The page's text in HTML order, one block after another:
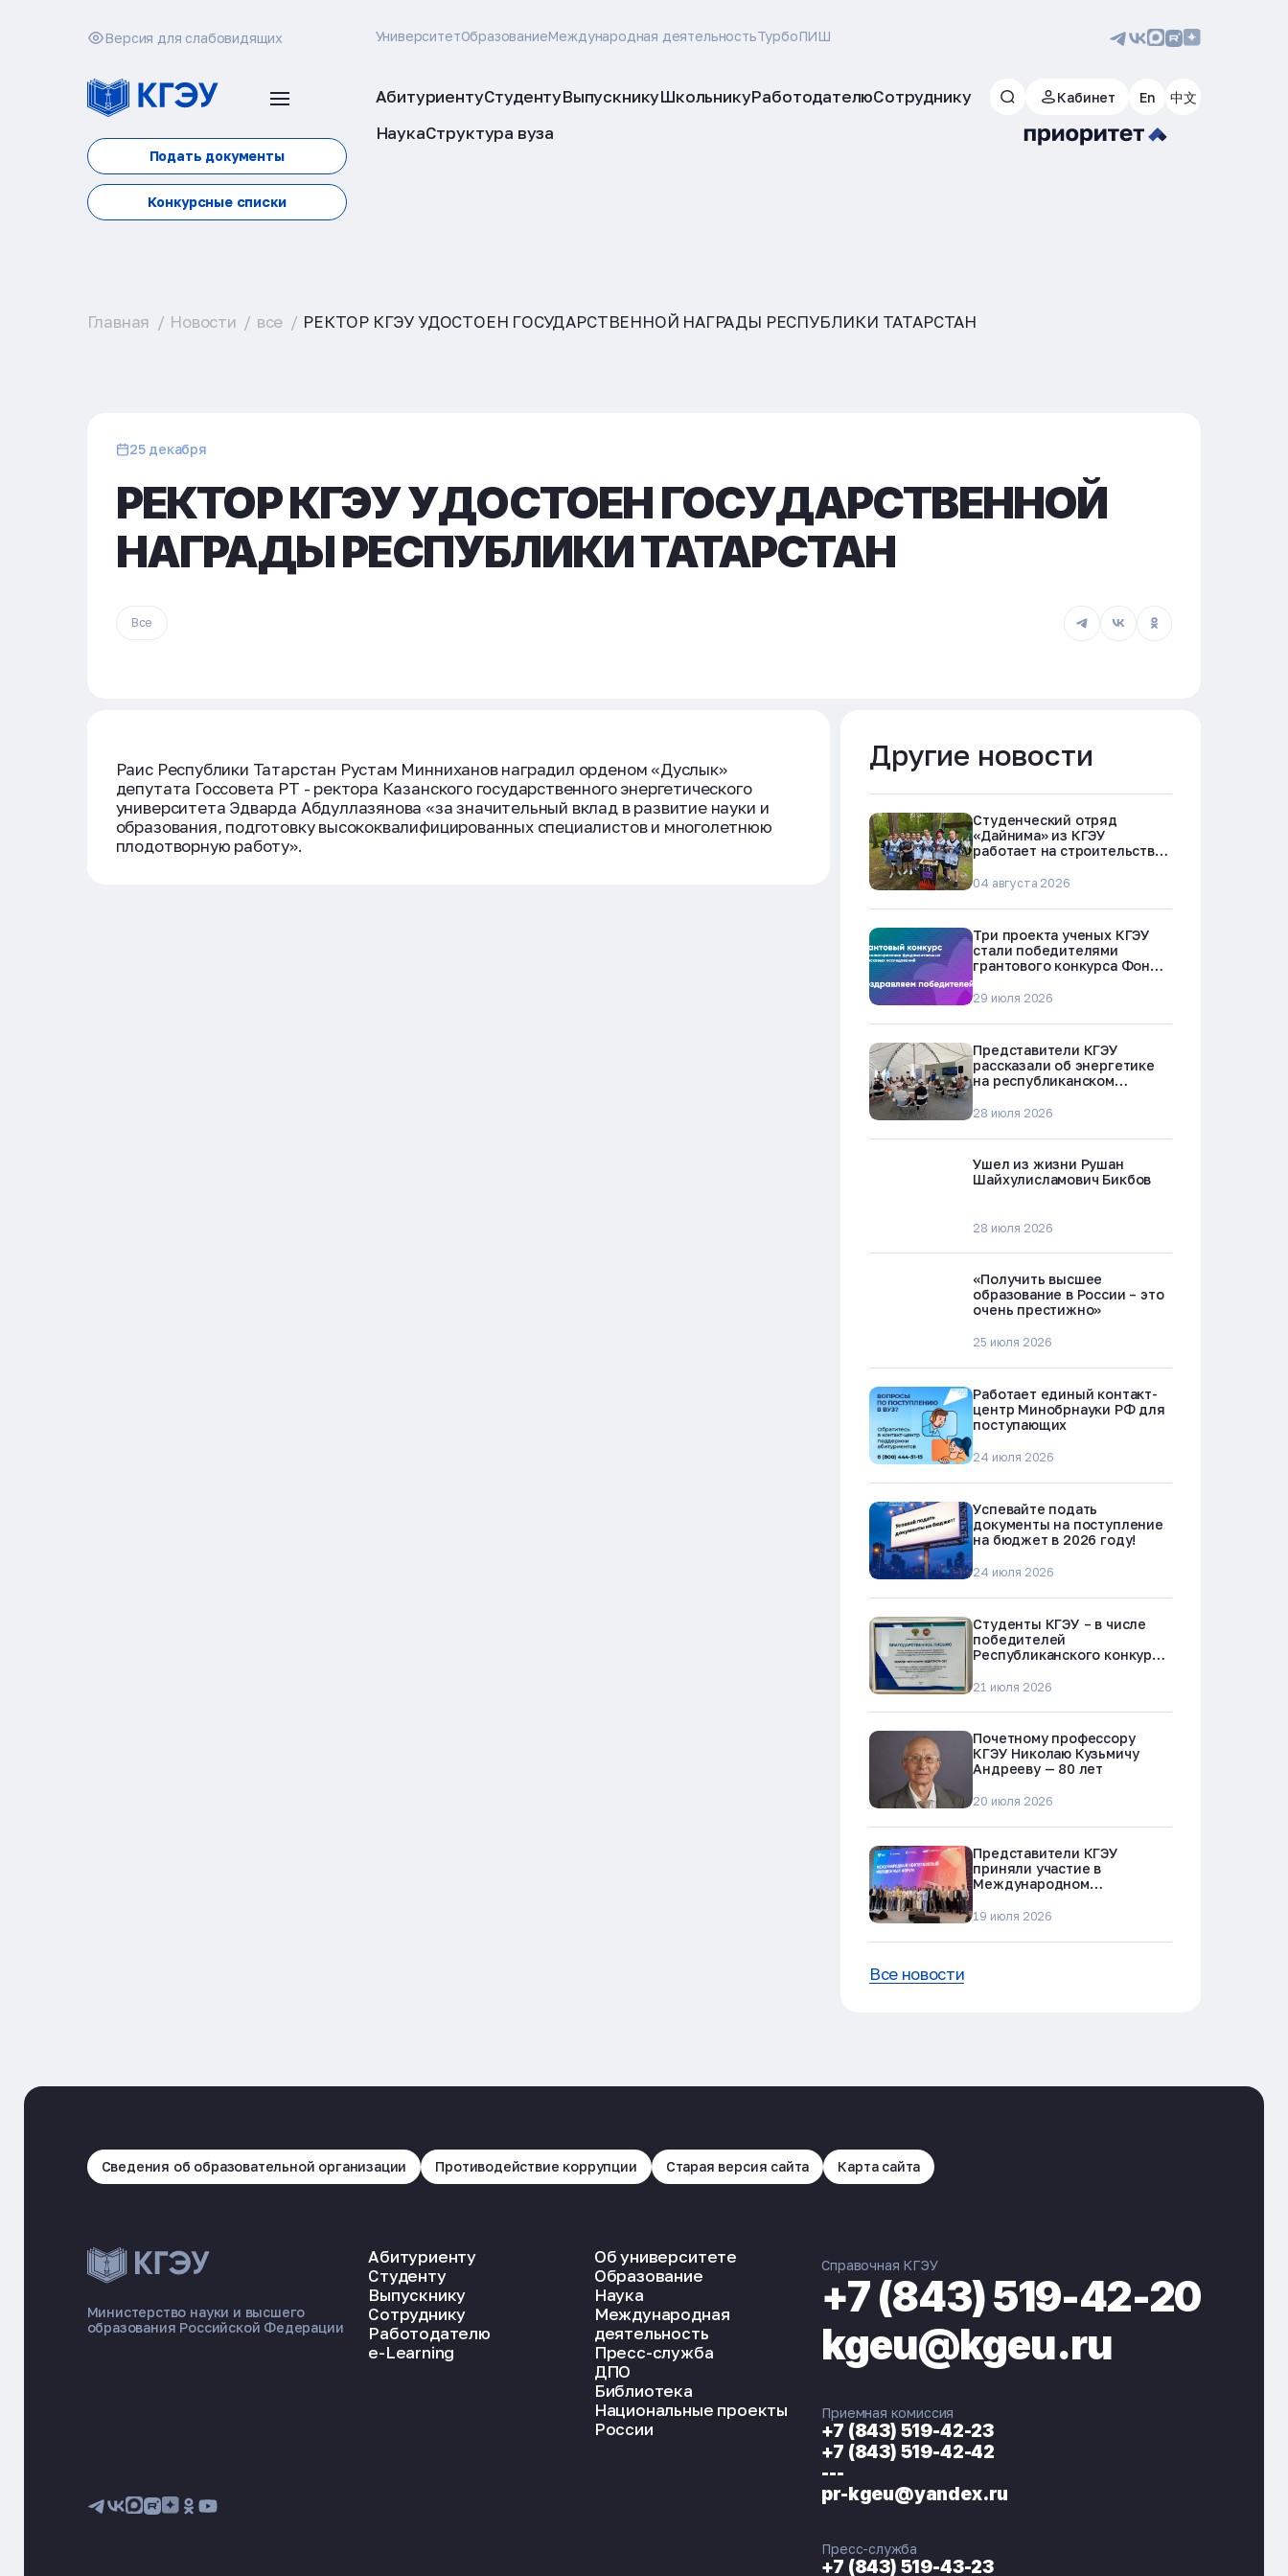
Версия для слабовидящих УниверситетОбразованиеМеждународная деятельностьТурбоПИШ
Подать документы
Конкурсные списки
АбитуриентуСтудентуВыпускникуШкольникуРаботодателюСотруднику
НаукаСтруктура вуза
Кабинет En 中文
ЭНЕРГОКОД — ПОМОЩНИК КГЭУ
Главная Новости все РЕКТОР КГЭУ УДОСТОЕН ГОСУДАРСТВЕННОЙ НАГРАДЫ РЕСПУБЛИКИ ТАТАРСТАН
25 декабря
РЕКТОР КГЭУ УДОСТОЕН ГОСУДАРСТВЕННОЙ
НАГРАДЫ РЕСПУБЛИКИ ТАТАРСТАН
Все
Раис Республики Татарстан Рустам Минниханов наградил орденом «Дуслык»
депутата Госсовета РТ - ректора Казанского государственного энергетического
университета Эдварда Абдуллазянова «за значительный вклад в развитие науки и
образования, подготовку высококвалифицированных специалистов и многолетнюю
плодотворную работу».
Другие новости
Студенческий отряд
«Дайнима» из КГЭУ
работает на строительстве
04 августа 2026
Три проекта ученых КГЭУ
стали победителями
грантового конкурса Фонда
Республики Татарстан
29 июля 2026
Представители КГЭУ
рассказали об энергетике
на республиканском
«Профессии будущего»
28 июля 2026
Ушел из жизни Рушан
Шайхулисламович Бикбов
28 июля 2026
«Получить высшее
образование в России – это
очень престижно»
25 июля 2026
Работает единый контакт-
центр Минобрнауки РФ для
поступающих
24 июля 2026
Успевайте подать
документы на поступление
на бюджет в 2026 году!
24 июля 2026
Студенты КГЭУ – в числе
победителей
Республиканского конкурса
наркотиков и телефонного
21 июля 2026
Почетному профессору
КГЭУ Николаю Кузьмичу
Андрееву — 80 лет
20 июля 2026
Представители КГЭУ
приняли участие в
Международном
форуме в Альметьевске
19 июля 2026
Все новости
Сведения об образовательной организации Противодействие коррупции Старая версия сайта Карта сайта
Министерство науки и высшего
образования Российской Федерации
Абитуриенту
Студенту
Выпускнику
Сотруднику
Работодателю
e-Learning
Об университете
Образование
Наука
Международная
деятельность
Пресс-служба
ДПО
Библиотека
Национальные проекты
России
Справочная КГЭУ
+7 (843) 519-42-20
kgeu@kgeu.ru
Приемная комиссия
+7 (843) 519-42-23
+7 (843) 519-42-42
---
pr-kgeu@yandex.ru
Пресс-служба
+7 (843) 519-43-23